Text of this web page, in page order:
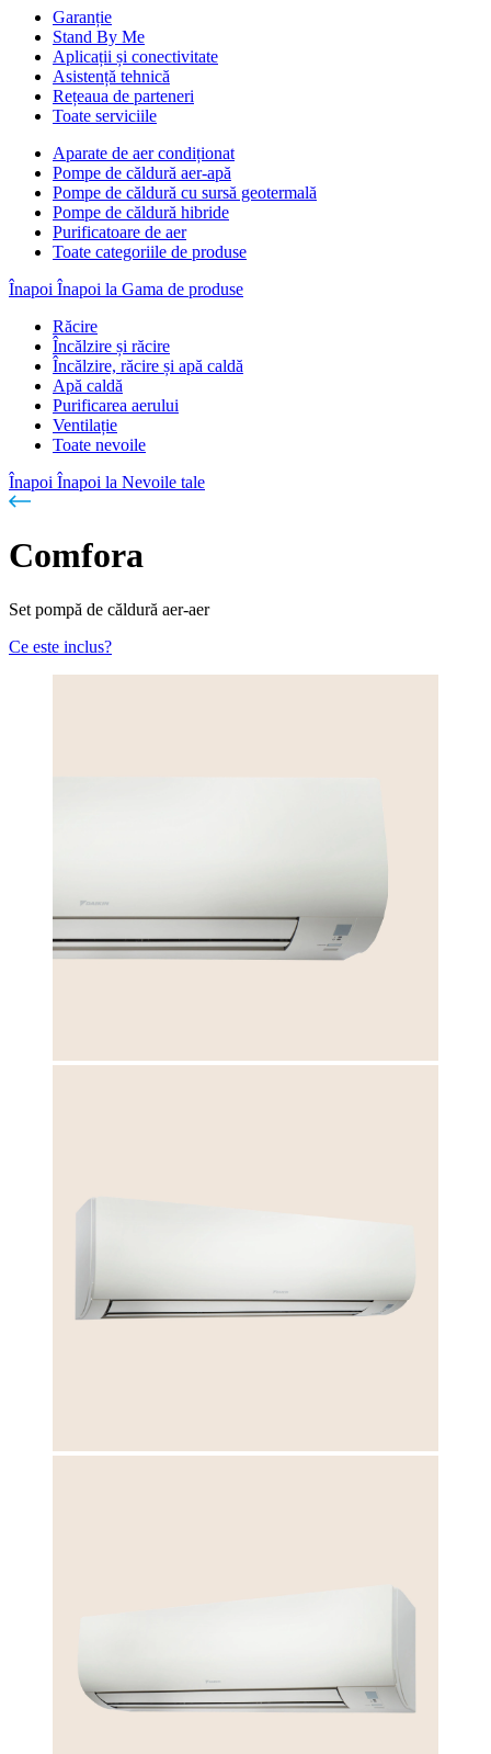
Garanție
Stand By Me
Aplicații și conectivitate
Asistență tehnică
Rețeaua de parteneri
Toate serviciile
Aparate de aer condiționat
Pompe de căldură aer-apă
Pompe de căldură cu sursă geotermală
Pompe de căldură hibride
Purificatoare de aer
Toate categoriile de produse
Înapoi Înapoi la Gama de produse
Răcire
Încălzire și răcire
Încălzire, răcire și apă caldă
Apă caldă
Purificarea aerului
Ventilație
Toate nevoile
Înapoi Înapoi la Nevoile tale
Comfora
Set pompă de căldură aer-aer
Ce este inclus?